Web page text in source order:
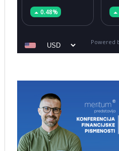
0.48%
Powered